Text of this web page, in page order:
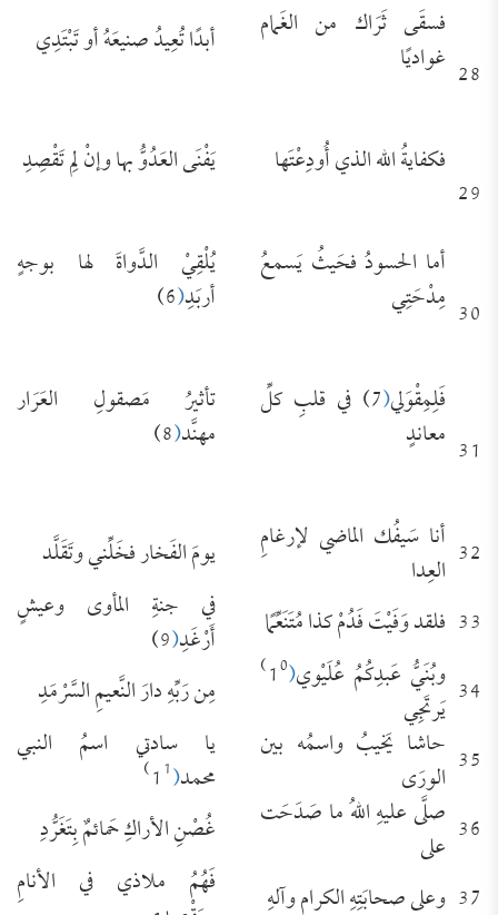
28
فسقَى ثَرَاك من الغَمام
غواديًا أبدًا تُعِيدُ صنيعَهُ أو تَبْتَدِي
29
فكفايةُ الله الذي أُودِعْتَها يَفْنَى العَدُوُّ بها وإنْ لِم تَقْصِدِ
30
أما الحسودُ فحَيثُ يَسمعُ
مِدْحَتِي
يُلْقِيْ الدَّواةَ لها بوجهٍ
أربَدِ(
6)
31
فَلِمِقْوَلي( 7) في قلبِ كلِّ
معاندٍ
تأثيرُ مَصقولِ العَرَار
مهنَّد(
8)
32 أنا سَيفُك الماضي لإرغامِ
العِدا
يومَ الفَخار فخَلِّني وتَقَلَّد
33 فلقد وَفَيْتَ فَدُمْ كذا مُتَنَعِّمًا في جنةِ المأوى وعيشٍ
أَرْغَدِ(
9)
34 وبُنَيُّ عَبدِكُمُ عُلَيْوي(
10)
يَرتَجِي
مِن رَبِّهِ دارَ النَّعيمِ السَّرْمَدِ
35 حاشا يَخيبُ واسمُه بين
الورَى
يا سادتي اسمُ النبي
محمد(
11)
36 صلَّى عليهِ اللهُ ما صَدَحَت
على
غُصْنِ الأراكِ حَمائمٌ بِتَغَرُّدِ
37 وعلى صحابَتِهِ الكرامِ وآلهِ فَهُمُ ملاذي في الأنامِ